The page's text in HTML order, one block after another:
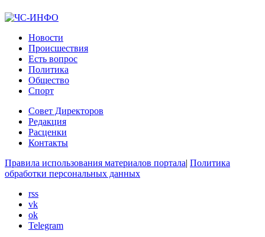
Новости
Происшествия
Есть вопрос
Политика
Общество
Спорт
Совет Директоров
Редакция
Расценки
Контакты
Правила использования материалов портала| Политика
обработки персональных данных
rss
vk
ok
Telegram